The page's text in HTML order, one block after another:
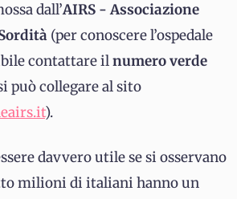
dall’AIRS - Associazione
(per conoscere l’ospedale
contattare ilnumero verde
può collegare al sito
).
davvero utile se si osservano
milioni di italiani hanno un